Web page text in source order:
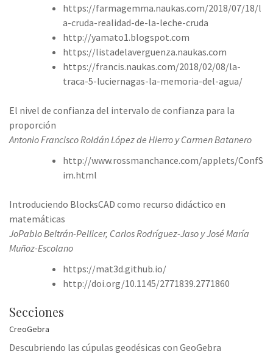
https://farmagemma.naukas.com/2018/07/18/l
a-cruda-realidad-de-la-leche-cruda
http://yamato1.blogspot.com
https://listadelaverguenza.naukas.com
https://francis.naukas.com/2018/02/08/la-
traca-5-luciernagas-la-memoria-del-agua/
El nivel de confianza del intervalo de confianza para la
proporción
Antonio Francisco Roldán López de Hierro y Carmen Batanero
http://www.rossmanchance.com/applets/ConfS
im.html
Introduciendo BlocksCAD como recurso didáctico en
matemáticas
JoPablo Beltrán-Pellicer, Carlos Rodríguez-Jaso y José María
Muñoz-Escolano
https://mat3d.github.io/
http://doi.org/10.1145/2771839.2771860
Secciones
CreoGebra
Descubriendo las cúpulas geodésicas con GeoGebra